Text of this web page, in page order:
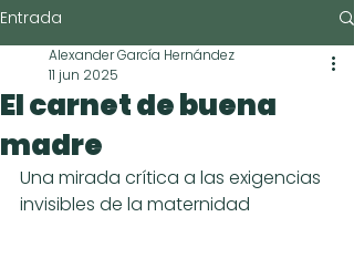
Entrada
El carnet de buena
madre
Alexander García Hernández
11 jun 2025
Una mirada crítica a las exigencias
invisibles de la maternidad